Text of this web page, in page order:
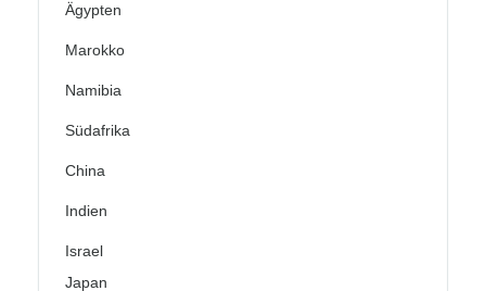
Ägypten
Marokko
Namibia
Südafrika
China
Indien
Israel
Japan